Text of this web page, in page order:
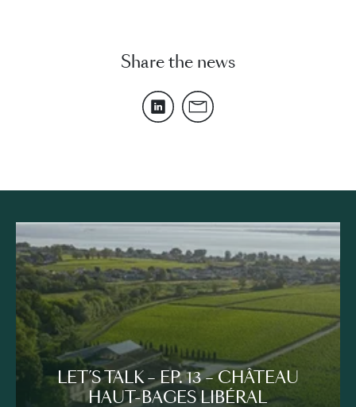
Share the news
LET’S TALK – EP. 13 – CHÂTEAU
HAUT-BAGES LIBÉRAL